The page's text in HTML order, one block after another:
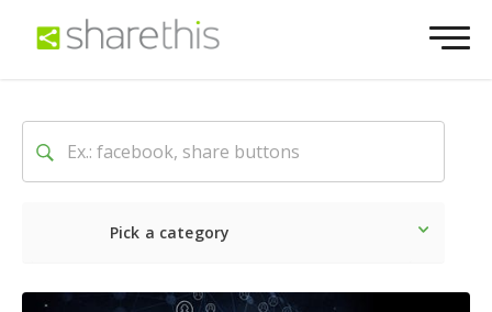
Pick a category
Lo último Social